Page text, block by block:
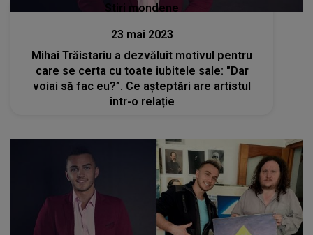
Stiri mondene
23 mai 2023
Mihai Trăistariu a dezvăluit motivul pentru
care se certa cu toate iubitele sale: "Dar
voiai să fac eu?”. Ce așteptări are artistul
într-o relație